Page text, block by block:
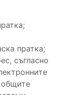
пратка;
съгласно
общите